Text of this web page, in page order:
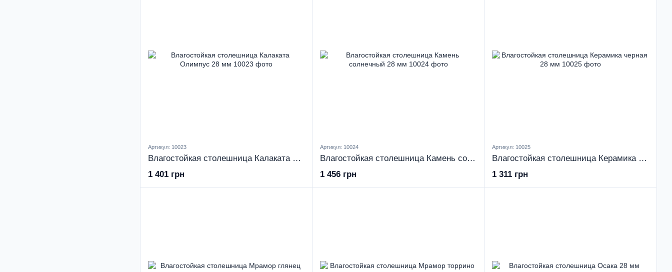
Артикул: 10023
Влагостойкая столешница Калаката Олимпус 28 мм
1 401 грн
Артикул: 10024
Влагостойкая столешница Камень солнечный 28 мм
1 456 грн
Артикул: 10025
Влагостойкая столешница Керамика черная 28 мм
1 311 грн